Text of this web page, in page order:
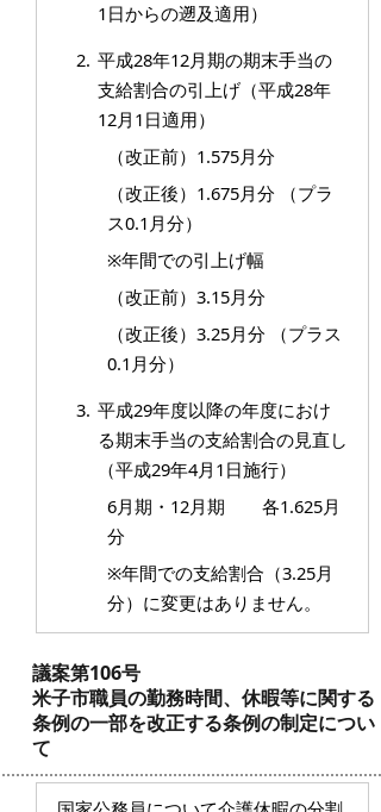
1日からの遡及適用）
平成28年12月期の期末手当の
支給割合の引上げ（平成28年
12月1日適用）
（改正前）1.575月分
（改正後）1.675月分 （プラ
ス0.1月分）
※年間での引上げ幅
（改正前）3.15月分
（改正後）3.25月分 （プラス
0.1月分）
平成29年度以降の年度におけ
る期末手当の支給割合の見直し
（平成29年4月1日施行）
6月期・12月期 各1.625月
分
※年間での支給割合（3.25月
分）に変更はありません。
議案第106号
米子市職員の勤務時間、休暇等に関する
条例の一部を改正する条例の制定につい
て